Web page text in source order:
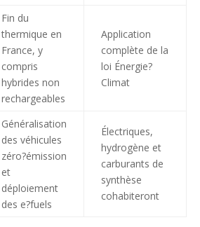
Fin du
thermique en
France, y
compris
hybrides non
rechargeables
Application
complète de la
loi Énergie?
Climat
Généralisation
des véhicules
zéro?émission
et
déploiement
des e?fuels
Électriques,
hydrogène et
carburants de
synthèse
cohabiteront